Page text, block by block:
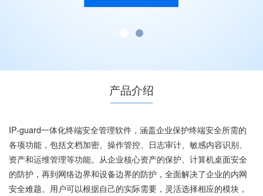
产品介绍
IP-guard一体化终端安全管理软件，涵盖企业保护终端安全所需的
各项功能，包括文档加密、操作管控、日志审计、敏感内容识别、
资产和运维管理等功能。从企业核心资产的保护、计算机桌面安全
的防护，再到网络边界和设备边界的防护，全面解决了企业的内网
安全难题。用户可以根据自己的实际需要，灵活选择相应的模块，